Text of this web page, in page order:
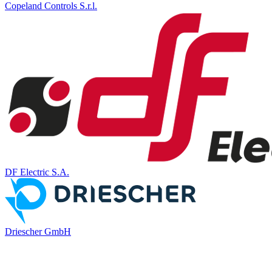
Copeland Controls S.r.l.
DF Electric S.A.
Driescher GmbH